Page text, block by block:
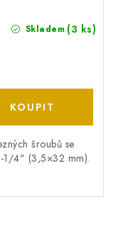
Skladem (3 ks)
šroubů se
1/4" (3,5×32 mm).